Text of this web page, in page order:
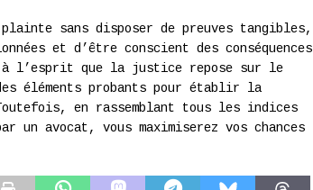
sans disposer de preuves tangibles,
et d’être conscient des conséquences
l’esprit que la justice repose sur le
éléments probants pour établir la
en rassemblant tous les indices
avocat, vous maximiserez vos chances